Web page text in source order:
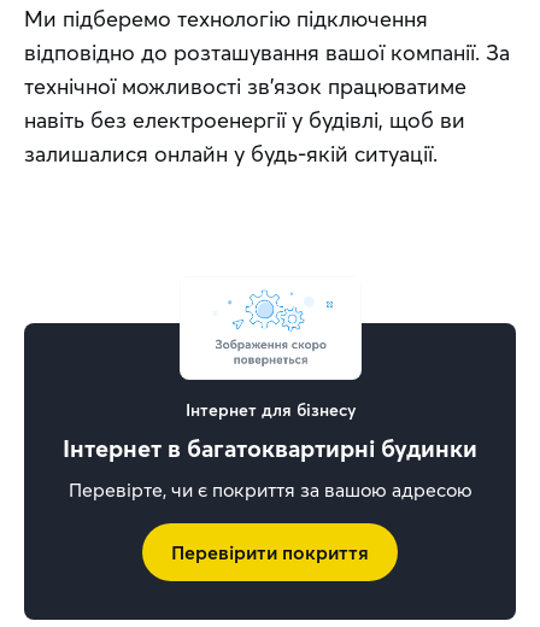
Ми підберемо технологію підключення
відповідно до розташування вашої компанії. За
технічної можливості зв’язок працюватиме
навіть без електроенергії у будівлі, щоб ви
залишалися онлайн у будь-якій ситуації.
Інтернет для бізнесу
Інтернет в багатоквартирні будинки
Перевірте, чи є покриття за вашою адресою
Перевірити покриття